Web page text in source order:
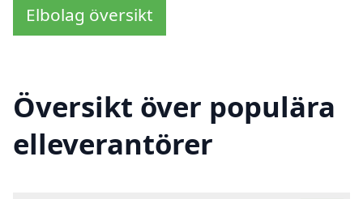
Elbolag översikt
Översikt över populära
elleverantörer